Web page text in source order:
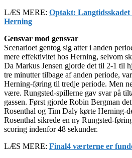
LÆS MERE: Optakt:
Herning
Gensvar mod gensvar
Scenarioet gentog sig atter i anden
mere effektivitet hos Herning, selvom
Da Markus Jensen gjorde det til 2-1 til
tre minutter tilbage af anden periode,
Herning-føring til tredje periode. Men
være. Rungsted-spillerne gav svar på
gassen. Først gjorde Robin Bergman
Rosenthal og Tim Daly kørte Herning-
Rosenthal sikrede en ny Rungsted-
scoring indenfor 48 sekunder.
LÆS MERE: Final4 værterne er